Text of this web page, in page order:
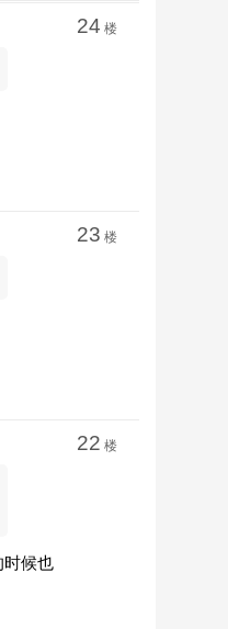
24 楼
23 楼
22 楼
时候也